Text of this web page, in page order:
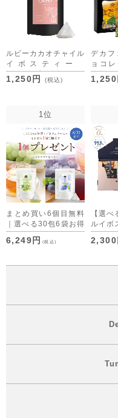
ルビーカカオチャイル
イボスティー
2.0g×10包 [M便 1/3]
1,250円 (税込)
デカフ
ョコ
ドリッ
1,250
1位
まとめ買い6個目無料
｜選べる30包6袋お得
セット デカフェコー
ヒーも仲間入り
6,249円 (税込)
【選
ルイボ
バッグ
ヒー
便 1/1]
2,300